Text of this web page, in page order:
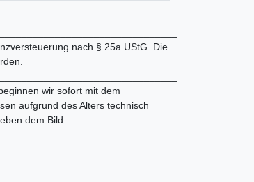
nach § 25a UStG. Die
wir sofort mit dem
aufgrund des Alters technisch
dem Bild.